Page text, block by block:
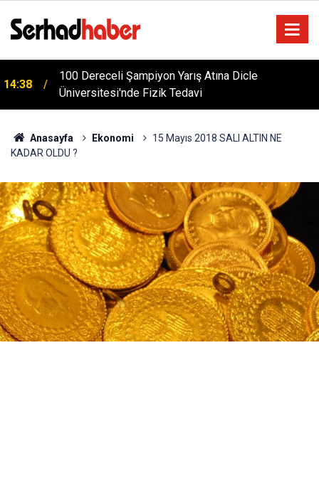
14:38
100 Dereceli Şampiyon Yarış Atına Dicle
Üniversitesi'nde Fizik Tedavi
Anasayfa Ekonomi
15 Mayıs 2018 SALI ALTIN NE
KADAR OLDU ?